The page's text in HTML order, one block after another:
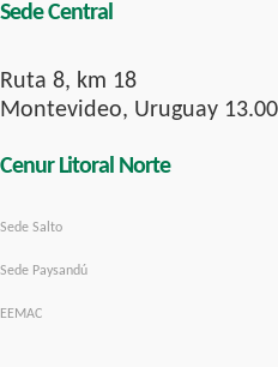
Sede Central
Ruta 8, km 18
Montevideo, Uruguay
Cenur Litoral Norte
Sede Salto
Sede Paysandú
EEMAC